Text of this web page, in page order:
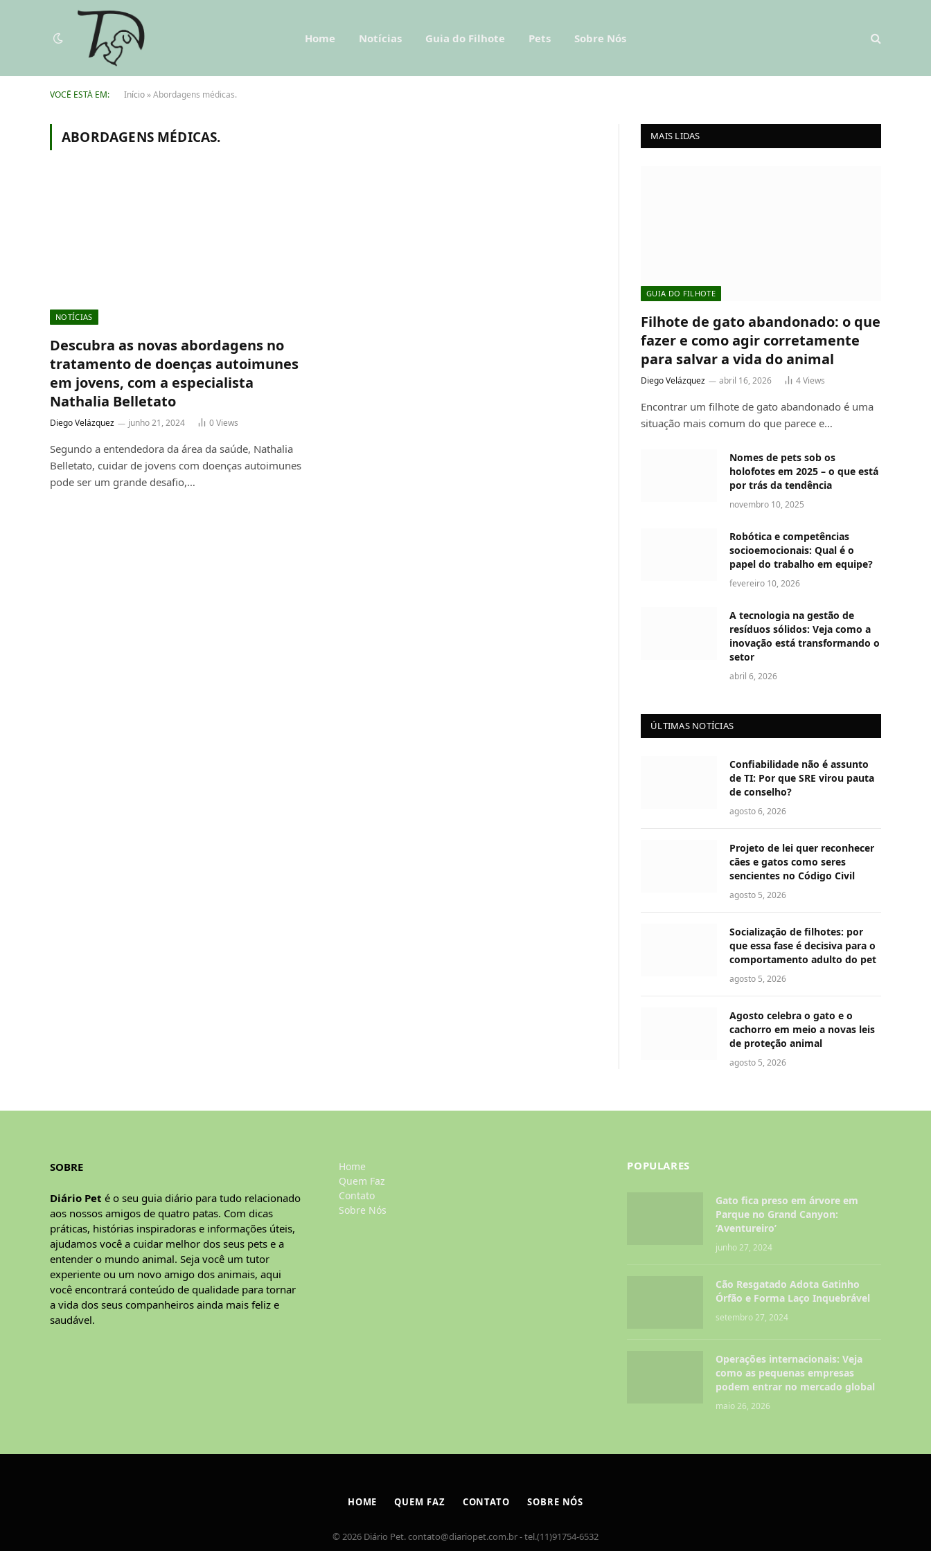
Home Notícias Guia do Filhote Pets Sobre Nós
VOCÊ ESTÁ EM: Início »Abordagens médicas.
ABORDAGENS MÉDICAS.
NOTÍCIAS
Descubra as novas abordagens no
tratamento de doenças autoimunes
em jovens, com a especialista
Nathalia Belletato
Diego Velázquez junho 21, 2024 0Views
Segundo a entendedora da área da saúde, Nathalia
Belletato, cuidar de jovens com doenças autoimunes
pode ser um grande desafio,…
MAIS LIDAS
GUIA DO FILHOTE
Filhote de gato abandonado: o que
fazer e como agir corretamente
para salvar a vida do animal
Diego Velázquez abril 16, 2026 4Views
Encontrar um filhote de gato abandonado é uma
situação mais comum do que parece e…
Nomes de pets sob os
holofotes em 2025 – o que está
por trás da tendência
novembro 10, 2025
Robótica e competências
socioemocionais: Qual é o
papel do trabalho em equipe?
fevereiro 10, 2026
A tecnologia na gestão de
resíduos sólidos: Veja como a
inovação está transformando o
setor
abril 6, 2026
ÚLTIMAS NOTÍCIAS
Confiabilidade não é assunto
de TI: Por que SRE virou pauta
de conselho?
agosto 6, 2026
Projeto de lei quer reconhecer
cães e gatos como seres
sencientes no Código Civil
agosto 5, 2026
Socialização de filhotes: por
que essa fase é decisiva para o
comportamento adulto do pet
agosto 5, 2026
Agosto celebra o gato e o
cachorro em meio a novas leis
de proteção animal
agosto 5, 2026
SOBRE
Diário Pet é o seu guia diário para tudo relacionado
aos nossos amigos de quatro patas. Com dicas
práticas, histórias inspiradoras e informações úteis,
ajudamos você a cuidar melhor dos seus pets e a
entender o mundo animal. Seja você um tutor
experiente ou um novo amigo dos animais, aqui
você encontrará conteúdo de qualidade para tornar
a vida dos seus companheiros ainda mais feliz e
saudável.
Home
Quem Faz
Contato
Sobre Nós
POPULARES
Gato fica preso em árvore em
Parque no Grand Canyon:
‘Aventureiro’
junho 27, 2024
Cão Resgatado Adota Gatinho
Órfão e Forma Laço Inquebrável
setembro 27, 2024
Operações internacionais: Veja
como as pequenas empresas
podem entrar no mercado global
maio 26, 2026
HOME QUEM FAZ CONTATO SOBRE NÓS
© 2026 Diário Pet.contato@diariopet.com.br- tel.(11)91754-6532